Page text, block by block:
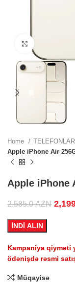
Home TELEFONLAR
Apple iPhone Air
Apple iPhone
2,585.0AZN
İNDİ ALIN
Kampaniya qiyməti
ödənişdə rəsmi
Müqayisə